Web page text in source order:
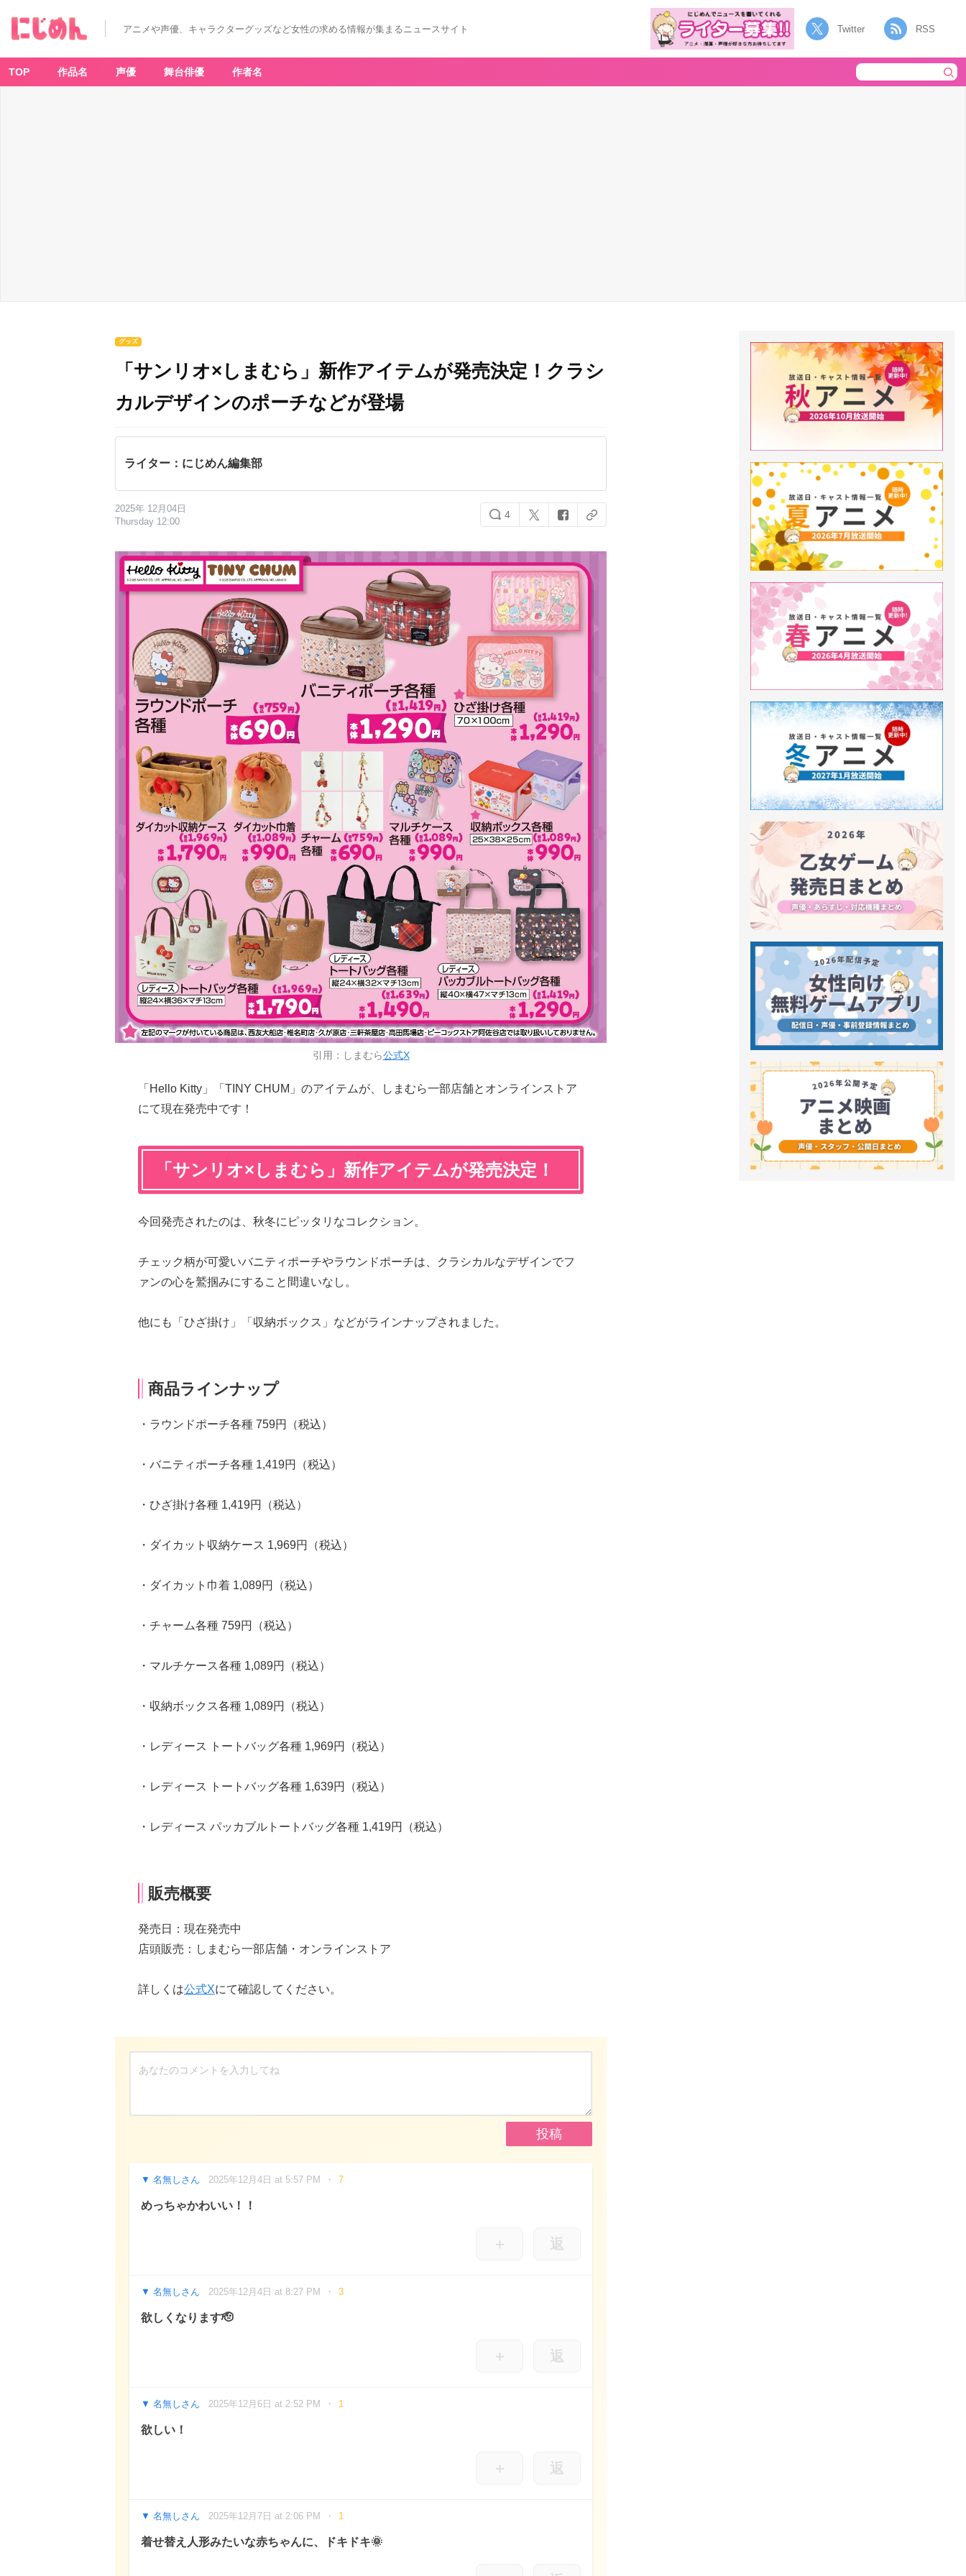
アニメや声優、キャラクターグッズなど女性の求める情報が集まるニュースサイト Twitter RSS
TOP 作品名 声優 舞台俳優 作者名
グッズ
「サンリオ×しまむら」新作アイテムが発売決定！クラシ
カルデザインのポーチなどが登場
ライター：にじめん編集部
2025年 12月04日
Thursday 12:00
4
引用：しまむら公式X
「Hello Kitty」「TINY CHUM」のアイテムが、しまむら一部店舗とオンラインストア
にて現在発売中です！
「サンリオ×しまむら」新作アイテムが発売決定！
今回発売されたのは、秋冬にピッタリなコレクション。
チェック柄が可愛いバニティポーチやラウンドポーチは、クラシカルなデザインでフ
ァンの心を鷲掴みにすること間違いなし。
他にも「ひざ掛け」「収納ボックス」などがラインナップされました。
商品ラインナップ
・ラウンドポーチ各種 759円（税込）
・バニティポーチ各種 1,419円（税込）
・ひざ掛け各種 1,419円（税込）
・ダイカット収納ケース 1,969円（税込）
・ダイカット巾着 1,089円（税込）
・チャーム各種 759円（税込）
・マルチケース各種 1,089円（税込）
・収納ボックス各種 1,089円（税込）
・レディース トートバッグ各種 1,969円（税込）
・レディース トートバッグ各種 1,639円（税込）
・レディース パッカブルトートバッグ各種 1,419円（税込）
販売概要
発売日：現在発売中
店頭販売：しまむら一部店舗・オンラインストア
詳しくは公式Xにて確認してください。
名無しさん 2025年12月4日 at 5:57 PM 7
めっちゃかわいい！！
＋ 返
名無しさん 2025年12月4日 at 8:27 PM 3
欲しくなります🫡
＋ 返
名無しさん 2025年12月6日 at 2:52 PM 1
欲しい！
＋ 返
名無しさん 2025年12月7日 at 2:06 PM 1
着せ替え人形みたいな赤ちゃんに、ドキドキ🌞